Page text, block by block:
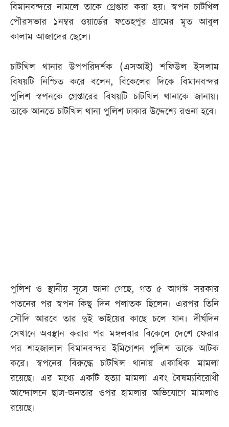
বিমানবন্দরে নামলে তাকে গ্রেপ্তার করা হয়। স্বপন চাটখিল
পৌরসভার ১নম্বর ওয়ার্ডের ফতেহপুর গ্রামের মৃত আবুল
কালাম আজাদের ছেলে।
চাটখিল থানার উপপরিদর্শক (এসআই) শফিউল ইসলাম
বিষয়টি নিশ্চিত করে বলেন, বিকেলের দিকে বিমানবন্দর
পুলিশ স্বপনকে গ্রেপ্তারের বিষয়টি চাটখিল থানাকে জানায়।
তাকে আনতে চাটখিল থানা পুলিশ ঢাকার উদ্দেশ্যে রওনা হবে।
পুলিশ ও স্থানীয় সূত্রে জানা গেছে, গত ৫ আগস্ট সরকার
পতনের পর স্বপন কিছু দিন পলাতক ছিলেন। এরপর তিনি
সৌদি আরবে তার দুই ভাইয়ের কাছে চলে যান। দীর্ঘদিন
সেখানে অবস্থান করার পর মঙ্গলবার বিকেলে দেশে ফেরার
পর শাহজালাল বিমানবন্দর ইমিগ্রেশন পুলিশ তাকে আটক
করে। স্বপনের বিরুদ্ধে চাটখিল থানায় একাধিক মামলা
রয়েছে। এর মধ্যে একটি হত্যা মামলা এবং বৈষম্যবিরোধী
আন্দোলনে ছাত্র-জনতার ওপর হামলার অভিযোগে মামলাও
রয়েছে।